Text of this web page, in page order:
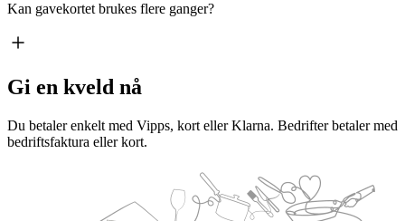
Kan gavekortet brukes flere ganger?
Gi en kveld nå
Du betaler enkelt med Vipps, kort eller Klarna. Bedrifter betaler med
bedriftsfaktura eller kort.